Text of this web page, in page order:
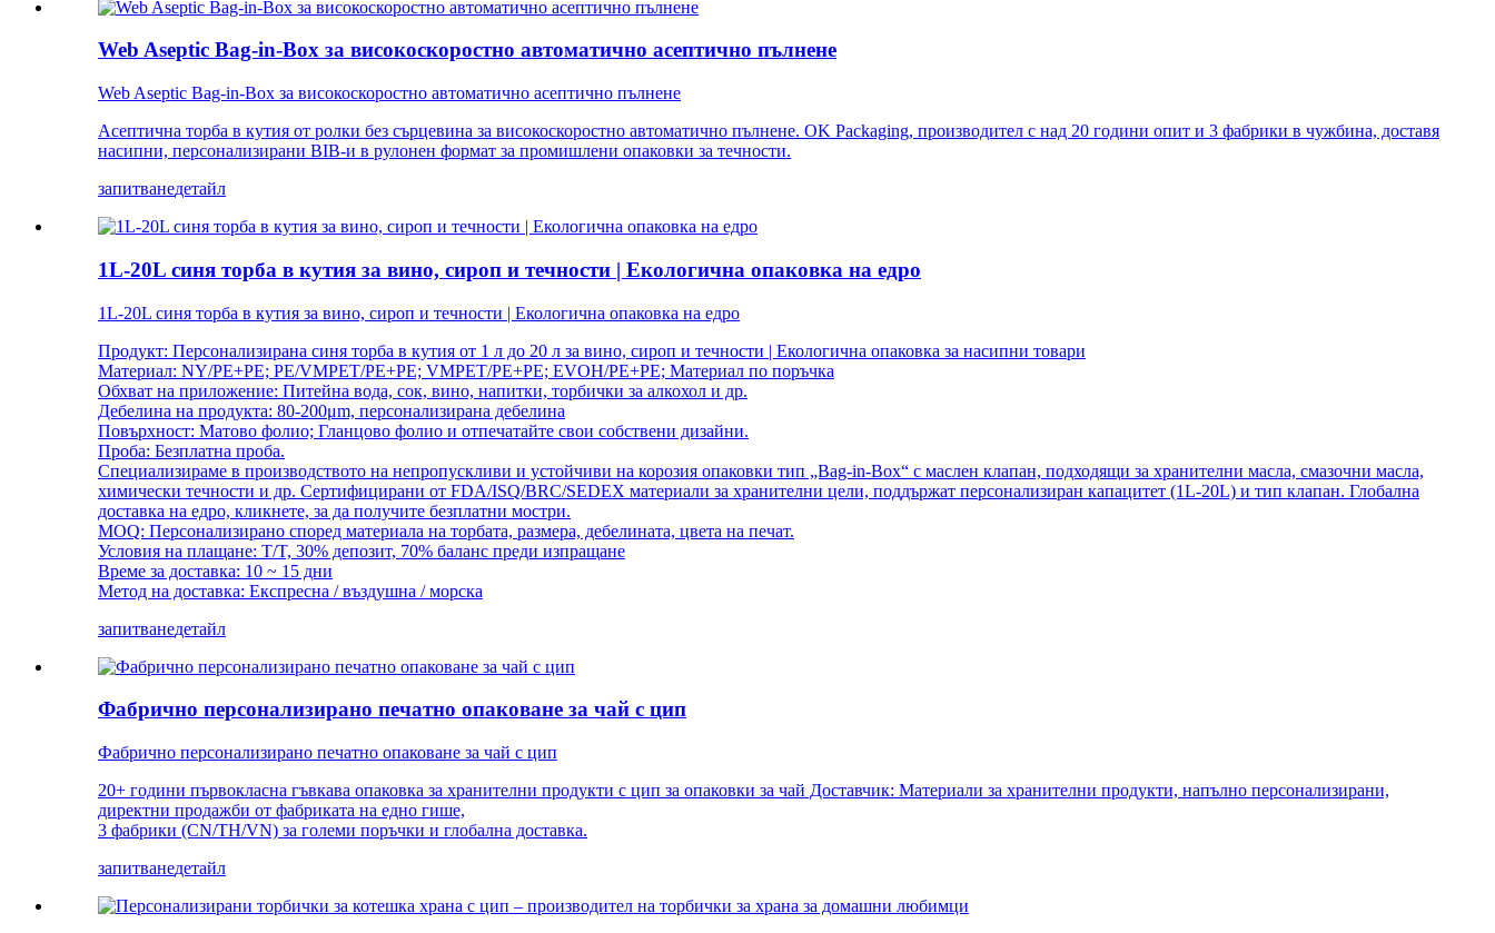
Web Aseptic Bag-in-Box за високоскоростно автоматично асептично пълнене
Web Aseptic Bag-in-Box за високоскоростно автоматично асептично пълнене
Асептична торба в кутия от ролки без сърцевина за високоскоростно автоматично пълнене. OK Packaging, производител с над 20 години опит и 3 фабрики в чужбина, доставя
насипни, персонализирани BIB-и в рулонен формат за промишлени опаковки за течности.
запитванедетайл
1L-20L синя торба в кутия за вино, сироп и течности | Екологична опаковка на едро
1L-20L синя торба в кутия за вино, сироп и течности | Екологична опаковка на едро
Продукт: Персонализирана синя торба в кутия от 1 л до 20 л за вино, сироп и течности | Екологична опаковка за насипни товари
Материал: NY/PE+PE; PE/VMPET/PE+PE; VMPET/PE+PE; EVOH/PE+PE; Материал по поръчка
Обхват на приложение: Питейна вода, сок, вино, напитки, торбички за алкохол и др.
Дебелина на продукта: 80-200μm, персонализирана дебелина
Повърхност: Матово фолио; Гланцово фолио и отпечатайте свои собствени дизайни.
Проба: Безплатна проба.
Специализираме в производството на непропускливи и устойчиви на корозия опаковки тип „Bag-in-Box“ с маслен клапан, подходящи за хранителни масла, смазочни масла,
химически течности и др. Сертифицирани от FDA/ISQ/BRC/SEDEX материали за хранителни цели, поддържат персонализиран капацитет (1L-20L) и тип клапан. Глобална
доставка на едро, кликнете, за да получите безплатни мостри.
MOQ: Персонализирано според материала на торбата, размера, дебелината, цвета на печат.
Условия на плащане: T/T, 30% депозит, 70% баланс преди изпращане
Време за доставка: 10 ~ 15 дни
Метод на доставка: Експресна / въздушна / морска
запитванедетайл
Фабрично персонализирано печатно опаковане за чай с цип
Фабрично персонализирано печатно опаковане за чай с цип
20+ години първокласна гъвкава опаковка за хранителни продукти с цип за опаковки за чай Доставчик: Материали за хранителни продукти, напълно персонализирани,
директни продажби от фабриката на едно гише,
3 фабрики (CN/TH/VN) за големи поръчки и глобална доставка.
запитванедетайл